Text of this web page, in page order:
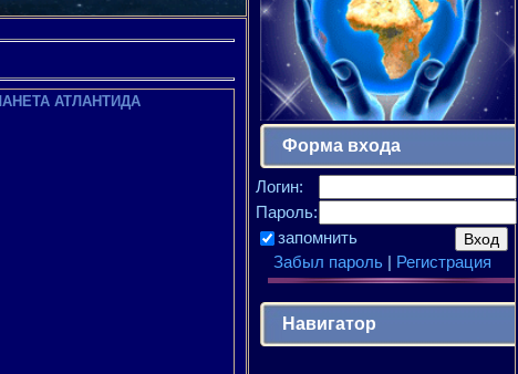
АТЛАНТИДА
Форма входа
Логин:
Пароль:
запомнить
Забыл пароль| Регистрация
Навигатор